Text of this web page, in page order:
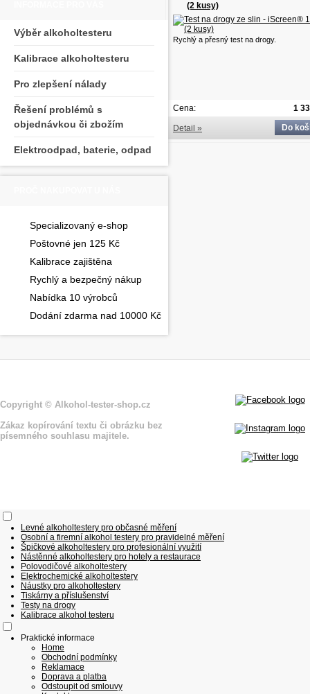
(2 kusy)
Rychlý a přesný test na drogy.
1
Cena:
Do
Detail »
Výběr alkoholtesteru
Kalibrace alkoholtesteru
Pro zlepšení nálady
Řešení problémů s
objednávkou či zbožím
Elektroodpad, baterie, odpad
Specializovaný e-shop
Poštovné jen 125 Kč
Kalibrace zajištěna
Rychlý a bezpečný nákup
Nabídka 10 výrobců
Dodání zdarma nad 10000 Kč
Copyright © Alkohol-tester-shop.cz
Zákaz kopírování textu či obrázku bez
písemného souhlasu majitele.
Levné alkoholtestery pro občasné měření
Osobní a firemní alkohol testery pro pravidelné měření
Špičkové alkoholtestery pro profesionální využití
Nástěnné alkoholtestery pro hotely a restaurace
Polovodičové alkoholtestery
Elektrochemické alkoholtestery
Náustky pro alkoholtestery
Tiskárny a příslušenství
Testy na drogy
Kalibrace alkohol testeru
Praktické informace
Home
Obchodní podmínky
Reklamace
Doprava a platba
Odstoupit od smlouvy